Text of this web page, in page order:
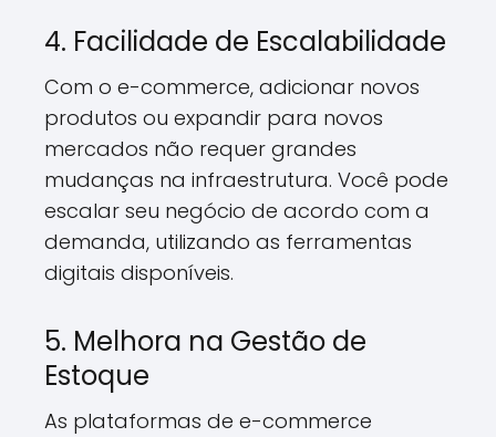
4. Facilidade de Escalabilidade
Com o e-commerce, adicionar novos
produtos ou expandir para novos
mercados não requer grandes
mudanças na infraestrutura. Você pode
escalar seu negócio de acordo com a
demanda, utilizando as ferramentas
digitais disponíveis.
5. Melhora na Gestão de
Estoque
As plataformas de e-commerce